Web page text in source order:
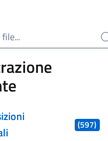
(597)